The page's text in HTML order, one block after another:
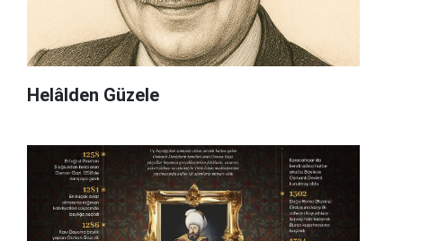
Helâlden Güzele